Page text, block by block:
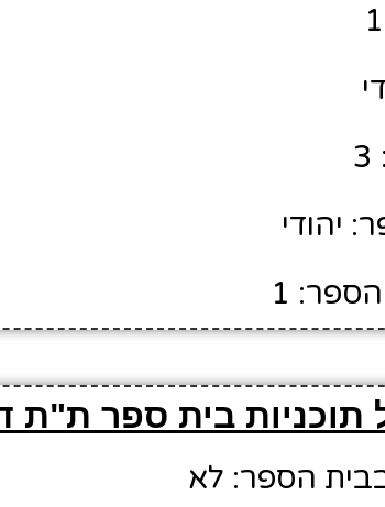
יהודי
1
תוכניות בית ספר ת"ת
בבית הספר: לא